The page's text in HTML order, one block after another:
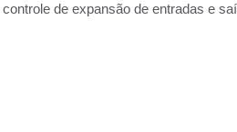
de expansão de entradas e